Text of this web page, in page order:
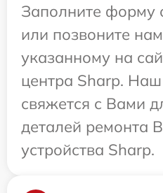
Заполните форму
или позвоните
указанному на
центра Sharp.
свяжется с Вами
деталей ремонта
устройства Sharp.